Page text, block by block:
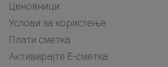
Ценовници
Услови за користење
Плати сметка
Активирајте Е-сметка